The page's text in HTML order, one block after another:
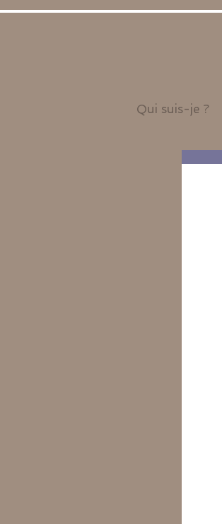
Qui suis-je ?